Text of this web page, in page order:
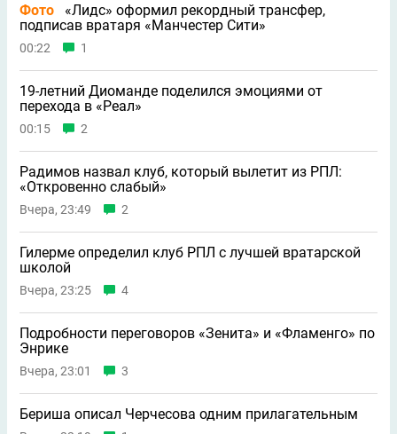
Фото
«Лидс» оформил рекордный трансфер,
подписав вратаря «Манчестер Сити»
00:22 1
19-летний Диоманде поделился эмоциями от
перехода в «Реал»
00:15 2
Радимов назвал клуб, который вылетит из РПЛ:
«Откровенно слабый»
Вчера, 23:49 2
Гилерме определил клуб РПЛ с лучшей вратарской
школой
Вчера, 23:25 4
Подробности переговоров «Зенита» и «Фламенго» по
Энрике
Вчера, 23:01 3
Бериша описал Черчесова одним прилагательным